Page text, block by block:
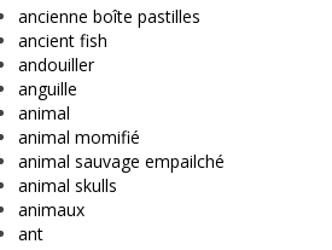
ancienne boîte pastilles
ancient fish
andouiller
anguille
animal
animal momifié
animal sauvage empailché
animal skulls
animaux
ant